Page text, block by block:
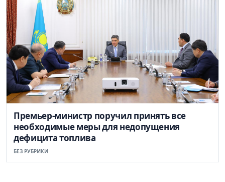
Премьер-министр поручил принять все
необходимые меры для недопущения
дефицита топлива
БЕЗ РУБРИКИ